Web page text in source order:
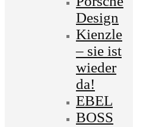
Design
Kienzle
– sie ist
wieder
da!
EBEL
BOSS